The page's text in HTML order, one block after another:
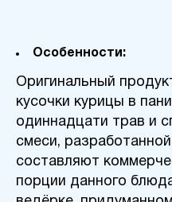
Особенности:
Оригинальный
кусочки курицы в
одиннадцати трав и
смеси,
составляют
порции данного